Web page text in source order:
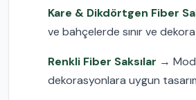
Kare & Dikdörtgen Fiber
ve bahçelerde sınır ve
Renkli Fiber Saksılar →
dekorasyonlara uygun